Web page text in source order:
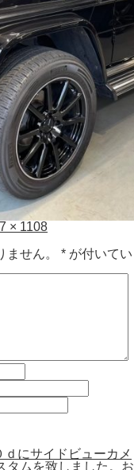
× 1108
せん。 * が付いてい
ｄにサイドビューカメ
タムを致しました。お